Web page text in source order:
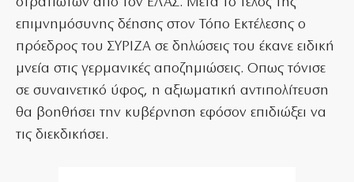
επιμνημόσυνης δέησης στον Τόπο Εκτέλεσης ο
πρόεδρος του ΣΥΡΙΖΑ σε δηλώσεις του έκανε ειδική
μνεία στις γερμανικές αποζημιώσεις. Οπως τόνισε
σε συναινετικό ύφος, η αξιωματική αντιπολίτευση
θα βοηθήσει την κυβέρνηση εφόσον επιδιώξει να
τις διεκδικήσει.